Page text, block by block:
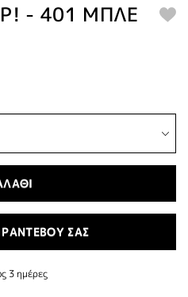
- 401 ΜΠΛΕ
ΡΑΝΤΕΒΟΥ ΣΑΣ
3 ημέρες